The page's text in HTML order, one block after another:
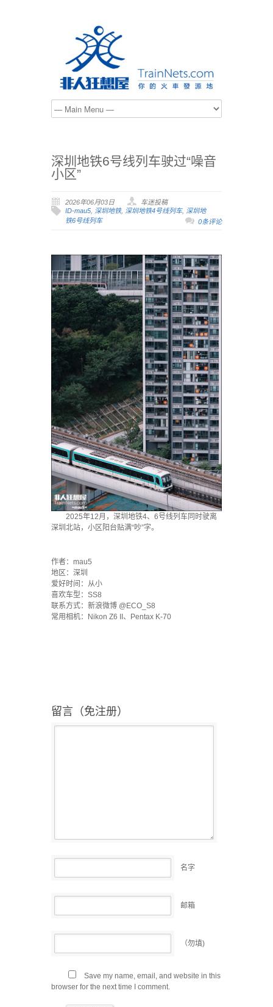
深圳地铁6号线列车驶过“噪音
小区”
2026年06月03日
车迷投稿
ID-mau5, 深圳地铁, 深圳地铁4号线列车, 深圳地
铁6号线列车
0条评论
2025年12月，深圳地铁4、6号线列车同时驶离
深圳北站，小区阳台贴满“吵”字。
作者：mau5
地区：深圳
爱好时间：从小
喜欢车型：SS8
联系方式：新浪微博 @ECO_S8
常用相机：Nikon Z6 II、Pentax K-70
留言（免注册）
名字
邮箱
（勿填)
Save my name, email, and website in this
browser for the next time I comment.